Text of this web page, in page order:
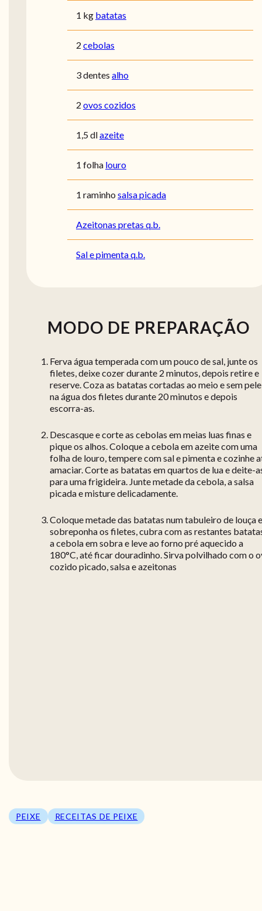
1 kg batatas
2 cebolas
3 dentes alho
2 ovos cozidos
1,5 dlazeite
1 folha louro
1 raminho salsa picada
Azeitonas pretas q.b.
Sal e pimenta q.b.
MODO DE PREPARAÇÃO
Ferva água temperada com um pouco de sal, junte os
filetes, deixe cozer durante 2 minutos, depois retire e
reserve. Coza as batatas cortadas ao meio e sem pele
na água dos filetes durante 20 minutos e depois
escorra-as.
Descasque e corte as cebolas em meias luas finas e
pique os alhos. Coloque a cebola em azeite com uma
folha de louro, tempere com sal e pimenta e cozinhe
amaciar. Corte as batatas em quartos de lua e deite-
para uma frigideira. Junte metade da cebola, a salsa
picada e misture delicadamente.
Coloque metade das batatas num tabuleiro de louça e
sobreponha os filetes, cubra com as restantes
a cebola em sobra e leve ao forno pré aquecido a
180°C, até ficar douradinho. Sirva polvilhado com o
cozido picado, salsa e azeitonas
PEIXE RECEITAS DE PEIXE